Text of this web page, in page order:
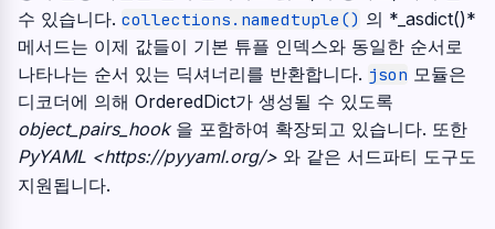
수 있습니다. collections.namedtuple() 의 *_asdict()*
메서드는 이제 값들이 기본 튜플 인덱스와 동일한 순서로
나타나는 순서 있는 딕셔너리를 반환합니다. json 모듈은
디코더에 의해 OrderedDict가 생성될 수 있도록
object_pairs_hook을 포함하여 확장되고 있습니다. 또한
PyYAML <https://pyyaml.org/> 와 같은 서드파티 도구도
지원됩니다.